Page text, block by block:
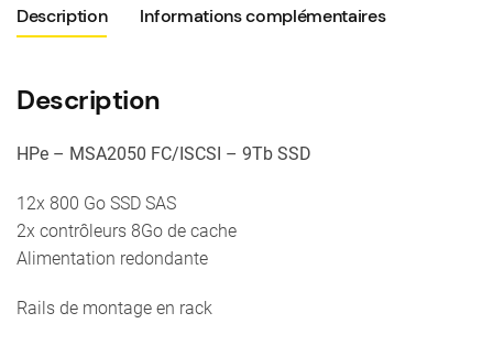
-
9Tb
Description Informations complémentaires
Description
HPe – MSA2050 FC/ISCSI – 9Tb SSD
12x 800 Go SSD SAS
2x contrôleurs 8Go de cache
Alimentation redondante
Rails de montage en rack